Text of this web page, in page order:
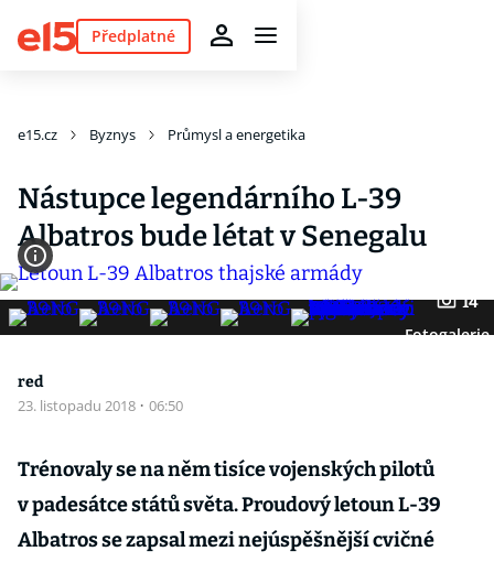
Předplatné
e15.cz Byznys Průmysl a energetika
Nástupce legendárního L-39
Albatros bude létat v Senegalu
14
Fotogalerie
red
23. listopadu 2018 · 06:50
Trénovaly se na něm tisíce vojenských pilotů
v padesátce států světa. Proudový letoun L-39
Albatros se zapsal mezi nejúspěšnější cvičné